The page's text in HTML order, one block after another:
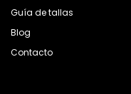
Guía de tallas
Blog
Contacto